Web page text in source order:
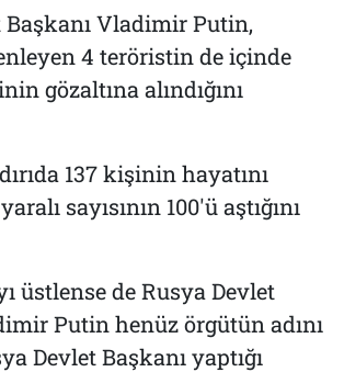
Başkanı Vladimir Putin,
4 teröristin de içinde
gözaltına alındığını
137 kişinin hayatını
sayısının 100'ü aştığını
üstlense de Rusya Devlet
Putin henüz örgütün adını
Devlet Başkanı yaptığı